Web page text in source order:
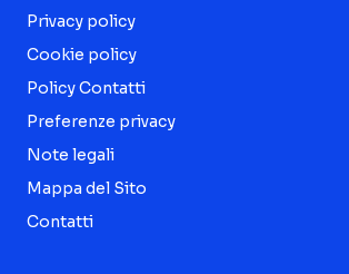
Privacy policy
Cookie policy
Policy Contatti
Preferenze privacy
Note legali
Mappa del Sito
Contatti